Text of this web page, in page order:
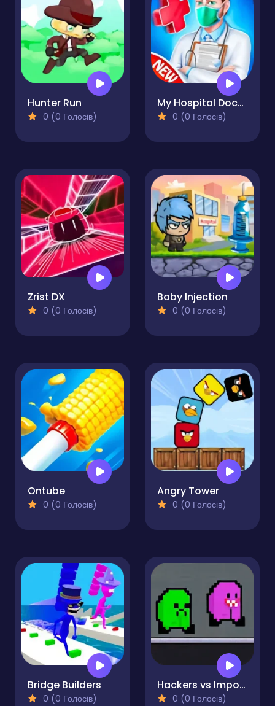
Hunter Run
0 (0 Голосів)
My Hospital Doctor
0 (0 Голосів)
Zrist DX
0 (0 Голосів)
Baby Injection
0 (0 Голосів)
Ontube
0 (0 Голосів)
Angry Tower
0 (0 Голосів)
Bridge Builders
0 (0 Голосів)
Hackers vs Impostors
0 (0 Голосів)